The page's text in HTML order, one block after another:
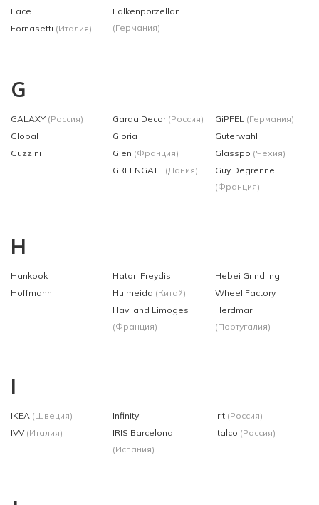
Face
Fornasetti (Италия)
Falkenporzellan
(Германия)
G
GALAXY (Россия)
Global
Guzzini
Garda Decor (Россия)
Gloria
Gien (Франция)
GREENGATE (Дания)
GiPFEL (Германия)
Guterwahl
Glasspo (Чехия)
Guy Degrenne
(Франция)
H
Hankook
Hoffmann
Hatori Freydis
Huimeida (Китай)
Haviland Limoges
(Франция)
Hebei Grindiing
Wheel Factory
Herdmar
(Португалия)
I
IKEA (Швеция)
IVV (Италия)
Infinity
IRIS Barcelona
(Испания)
irit (Россия)
Italco (Россия)